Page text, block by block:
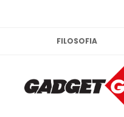
FILOSOFIA